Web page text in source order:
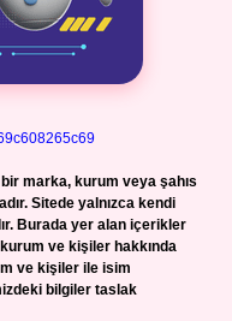
marka, kurum veya şahıs
Sitede yalnızca kendi
Burada yer alan içerikler
ve kişiler hakkında
ve kişiler ile isim
bilgiler taslak